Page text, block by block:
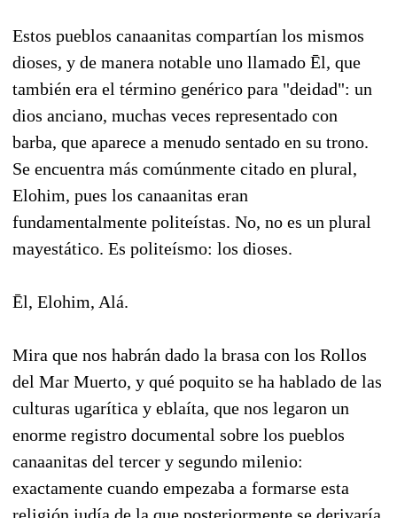
Estos pueblos canaanitas compartían los mismos
dioses, y de manera notable uno llamado Ēl, que
también era el término genérico para "deidad": un
dios anciano, muchas veces representado con
barba, que aparece a menudo sentado en su trono.
Se encuentra más comúnmente citado en plural,
Elohim, pues los canaanitas eran
fundamentalmente politeístas. No, no es un plural
mayestático. Es politeísmo: los dioses.
Ēl, Elohim, Alá.
Mira que nos habrán dado la brasa con los Rollos
del Mar Muerto, y qué poquito se ha hablado de las
culturas ugarítica y eblaíta, que nos legaron un
enorme registro documental sobre los pueblos
canaanitas del tercer y segundo milenio:
exactamente cuando empezaba a formarse esta